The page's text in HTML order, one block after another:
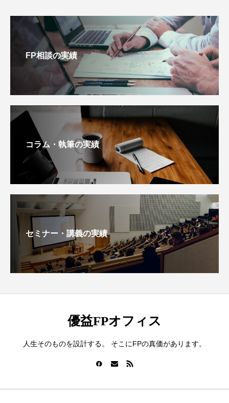
FP相談の実績
コラム・執筆の実績
セミナー・講義の実績
優益FPオフィス
人生そのものを設計する。 そこにFPの真価があります。